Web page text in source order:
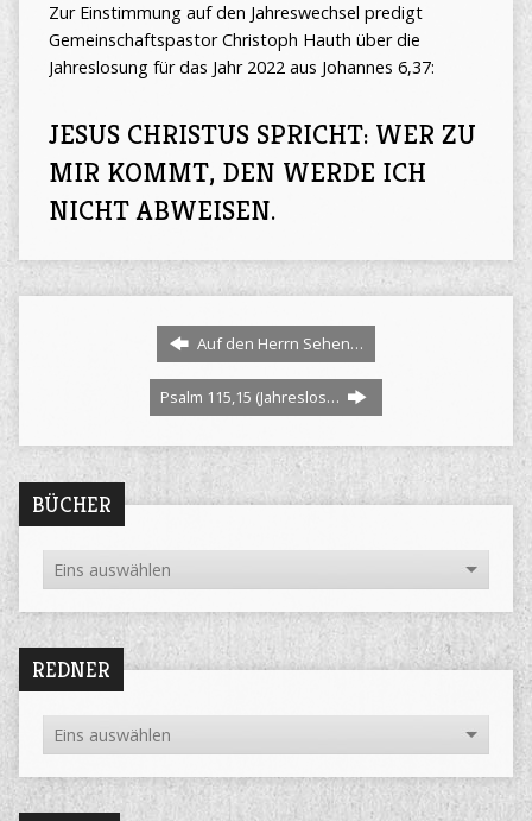
Zur Einstimmung auf den Jahreswechsel predigt
Gemeinschaftspastor Christoph Hauth über die
Jahreslosung für das Jahr 2022 aus Johannes 6,37:
JESUS CHRISTUS SPRICHT: WER ZU
MIR KOMMT, DEN WERDE ICH
NICHT ABWEISEN.
Auf den Herrn Sehen…
Psalm 115,15 (Jahreslos…
BÜCHER
REDNER